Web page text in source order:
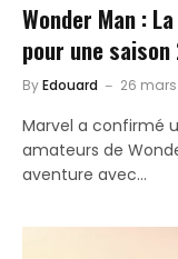
Wonder Man :
pour une saison
ByEdouard 26
Marvel a confirmé
amateurs de
aventure avec…